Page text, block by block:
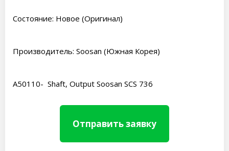
Состояние: Новое (Оригинал)
Производитель: Soosan (Южная Корея)
A50110- Shaft, Output Soosan SCS 736
Отправить заявку